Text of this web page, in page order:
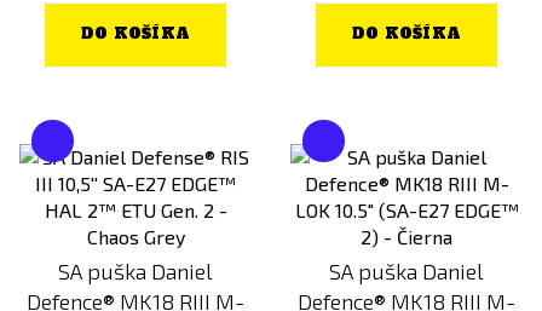
DO KOŠÍKA DO KOŠÍKA
SA puška Daniel
Defence® MK18 RIII M-
SA puška Daniel
Defence® MK18 RIII M-